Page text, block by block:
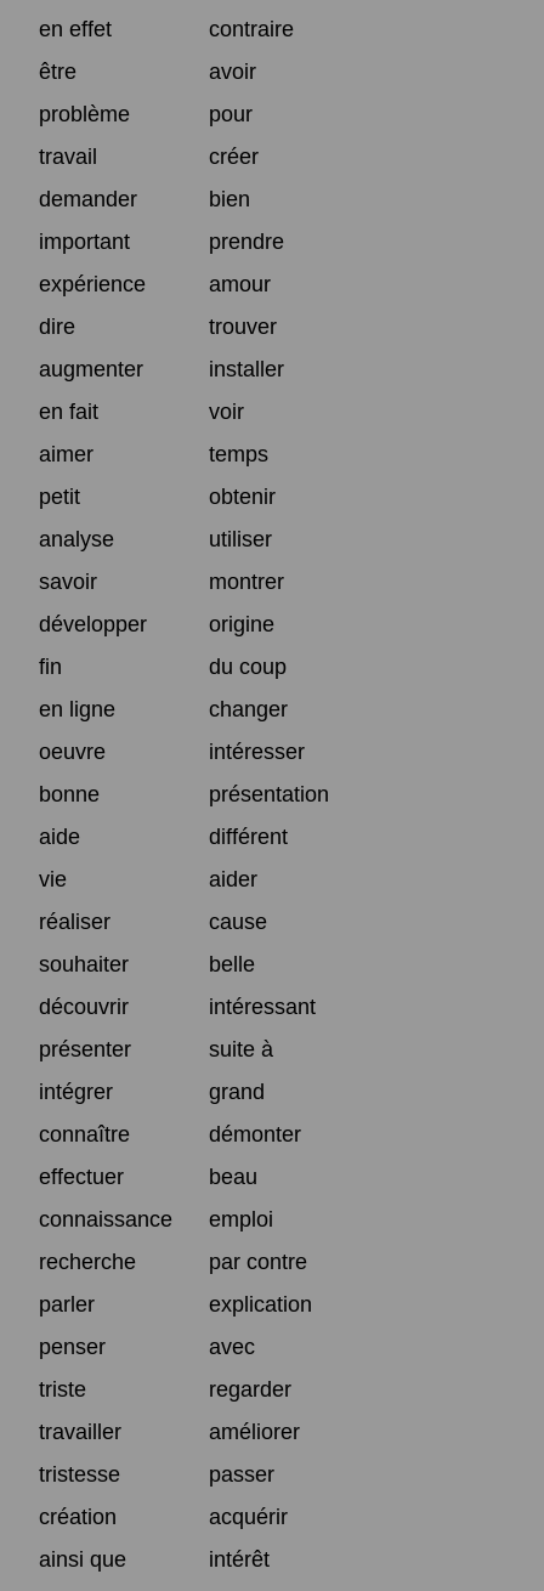
en effet
contraire
être
avoir
problème
pour
travail
créer
demander
bien
important
prendre
expérience
amour
dire
trouver
augmenter
installer
en fait
voir
aimer
temps
petit
obtenir
analyse
utiliser
savoir
montrer
développer
origine
fin
du coup
en ligne
changer
oeuvre
intéresser
bonne
présentation
aide
différent
vie
aider
réaliser
cause
souhaiter
belle
découvrir
intéressant
présenter
suite à
intégrer
grand
connaître
démonter
effectuer
beau
connaissance
emploi
recherche
par contre
parler
explication
penser
avec
triste
regarder
travailler
améliorer
tristesse
passer
création
acquérir
ainsi que
intérêt